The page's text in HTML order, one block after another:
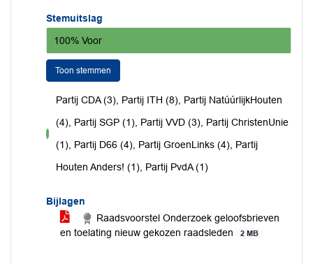
Stemuitslag
100% Voor
Toon stemmen
voor
Partij CDA (3), Partij ITH (8), Partij NatúúrlijkHouten
(4), Partij SGP (1), Partij VVD (3), Partij ChristenUnie
(1), Partij D66 (4), Partij GroenLinks (4), Partij
Houten Anders! (1), Partij PvdA (1)
Bijlagen
Raadsvoorstel Onderzoek geloofsbrieven
en toelating nieuw gekozen raadsleden
2 MB